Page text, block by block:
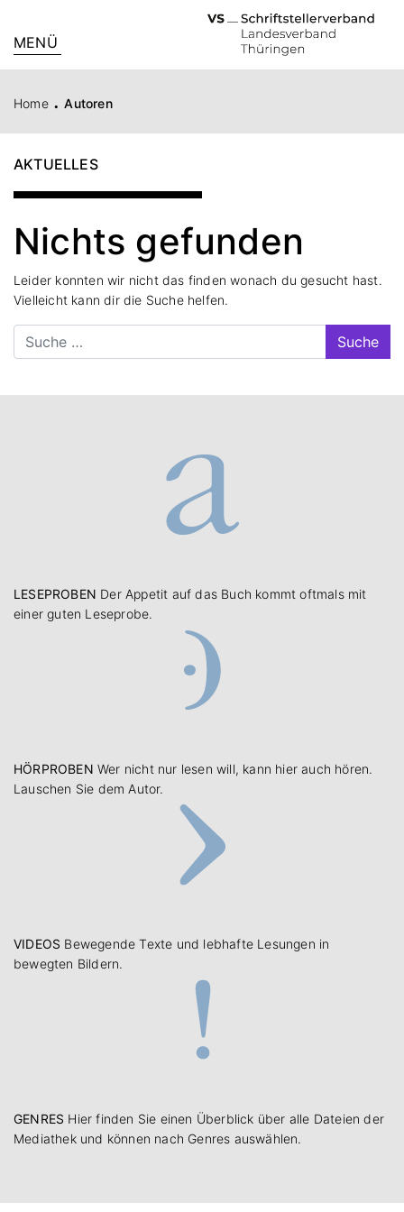
MENÜ
Home . Autoren
AKTUELLES
Nichts gefunden
Leider konnten wir nicht das finden wonach du gesucht hast.
Vielleicht kann dir die Suche helfen.
Suche
LESEPROBEN Der Appetit auf das Buch kommt oftmals mit
einer guten Leseprobe.
HÖRPROBEN Wer nicht nur lesen will, kann hier auch hören.
Lauschen Sie dem Autor.
VIDEOS Bewegende Texte und lebhafte Lesungen in
bewegten Bildern.
GENRES Hier finden Sie einen Überblick über alle Dateien der
Mediathek und können nach Genres auswählen.